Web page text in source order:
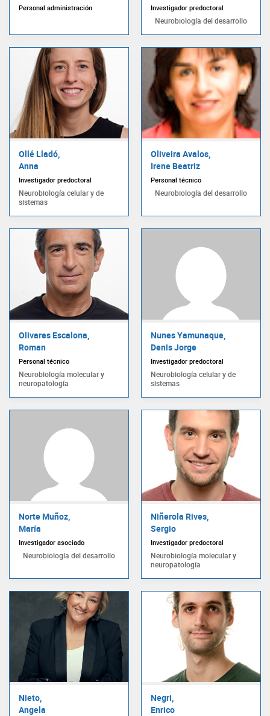
Personal administración Investigador predoctoral
Neurobiología del desarrollo
Ollé Lladó,
Anna
Investigador predoctoral
Neurobiología celular y de
sistemas
Oliveira Avalos,
Irene Beatriz
Personal técnico
Neurobiología del desarrollo
Olivares Escalona,
Roman
Personal técnico
Neurobiología molecular y
neuropatología
Nunes Yamunaque,
Denis Jorge
Investigador predoctoral
Neurobiología celular y de
sistemas
Norte Muñoz,
María
Investigador asociado
Neurobiología del desarrollo
Niñerola Rives,
Sergio
Investigador predoctoral
Neurobiología molecular y
neuropatología
Nieto,
Angela
Negri,
Enrico